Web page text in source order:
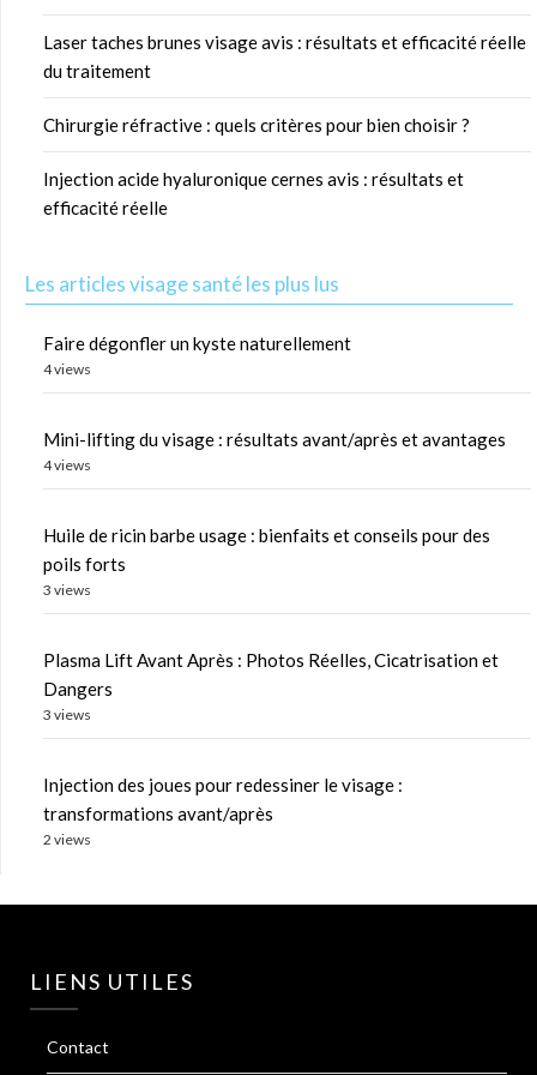
Laser taches brunes visage avis : résultats et efficacité réelle
du traitement
Chirurgie réfractive : quels critères pour bien choisir ?
Injection acide hyaluronique cernes avis : résultats et
efficacité réelle
Les articles visage santé les plus lus
Faire dégonfler un kyste naturellement
4 views
Mini-lifting du visage : résultats avant/après et avantages
4 views
Huile de ricin barbe usage : bienfaits et conseils pour des
poils forts
3 views
Plasma Lift Avant Après : Photos Réelles, Cicatrisation et
Dangers
3 views
Injection des joues pour redessiner le visage :
transformations avant/après
2 views
LIENS UTILES
Contact